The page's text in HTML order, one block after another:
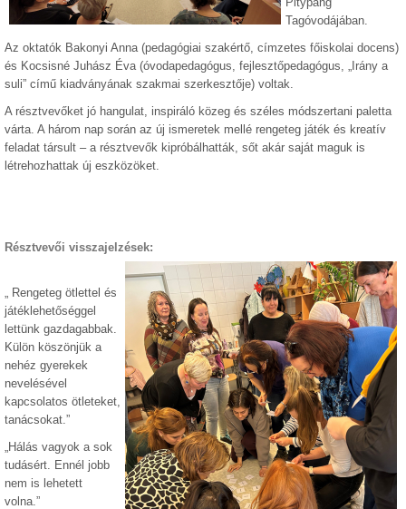
Tagóvodájában.
Az oktatók Bakonyi Anna (pedagógiai szakértő, címzetes főiskolai docens)
és Kocsisné Juhász Éva (óvodapedagógus, fejlesztőpedagógus, „Irány a
suli” című kiadványának szakmai szerkesztője) voltak.
A résztvevőket jó hangulat, inspiráló közeg és széles módszertani paletta
várta. A három nap során az új ismeretek mellé rengeteg játék és kreatív
feladat társult – a résztvevők kipróbálhatták, sőt akár saját maguk is
létrehozhattak új eszközöket.
Résztvevői visszajelzések:
„ Rengeteg ötlettel és
játéklehetőséggel
lettünk gazdagabbak.
Külön köszönjük a
nehéz gyerekek
nevelésével
kapcsolatos ötleteket,
tanácsokat.”
„Hálás vagyok a sok
tudásért. Ennél jobb
nem is lehetett
volna.”